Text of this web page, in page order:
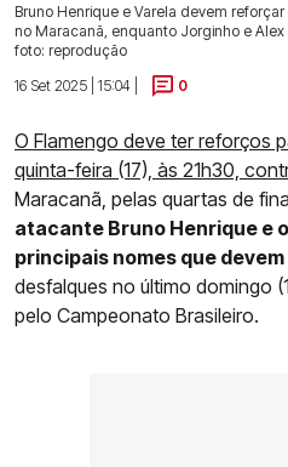
Bruno Henrique e Varela devem
no Maracanã, enquanto Jorginho e
foto: reprodução
16 Set 2025 | 15:04 |
0
O Flamengo deve ter reforços
quinta-feira (17), às 21h30,
Maracanã, pelas quartas de
atacante Bruno Henrique e
principais nomes que
desfalques no último domingo
pelo Campeonato Brasileiro.